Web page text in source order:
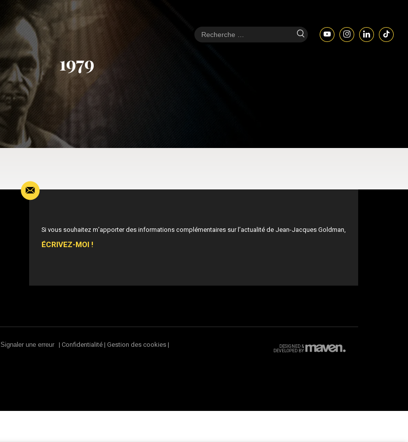
1979
Si vous souhaitez m’apporter des informations complémentaires sur l’actualité de Jean-Jacques Goldman,
ÉCRIVEZ-MOI !
Signaler une erreur | Confidentialité| Gestion des cookies|
DESIGNED &
DEVELOPED BY